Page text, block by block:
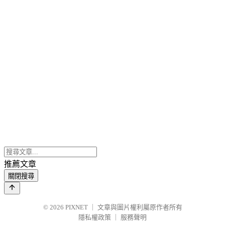
推薦文章
關閉搜尋
© 2026 PIXNET
文章與圖片權利屬原作者所有
隱私權政策
服務聲明